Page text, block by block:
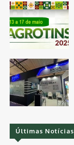
Últimas Notícias